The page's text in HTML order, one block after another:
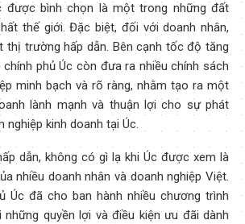
được bình chọn là một trong những đất
thế giới. Đặc biệt, đối với doanh nhân,
thị trường hấp dẫn. Bên cạnh tốc độ tăng
phủ Úc còn đưa ra nhiều chính sách
minh bạch và rõ ràng, nhằm tạo ra một
lành mạnh và thuận lợi cho sự phát
nghiệp kinh doanh tại Úc.
dẫn, không có gì lạ khi Úc được xem là
nhiều doanh nhân và doanh nghiệp Việt.
Úc đã cho ban hành nhiều chương trình
quyền lợi và điều kiện ưu đãi dành